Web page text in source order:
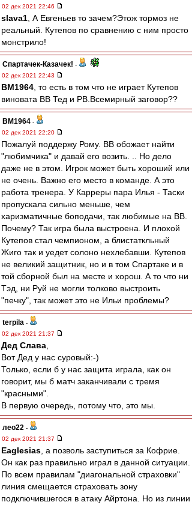
02 дек 2021 22:46
slava1 , А Евгеньев то зачем?Этож тормоз не
реальный. Кутепов по сравнению с ним просто
монстрило!
Спартачек-Казачек! -
02 дек 2021 22:43
BM1964 , то есть в том что не играет Кутепов
виновата ВВ Тед и РВ.Всемирный заговор??
BM1964 -
02 дек 2021 22:20
Пожалуй поддержу Рому. ВВ обожает найти
"любимчика" и давай его возить. .. Но дело
даже не в этом. Игрок может быть хороший или
не очень. Важно его место в команде. А это
работа тренера. У Карреры пара Илья - Таски
пропускала сильно меньше, чем
харизматичные боподачи, так любимые на ВВ.
Почему? Так игра была выстроена. И плохой
Кутепов стал чемпионом, а блистаткльный
Жиго так и уедет солоно нехлебавши. Кутепов
не великий защитник, но и в том Спартаке и в
той сборной был на месте и хорош. А то что ни
Тэд, ни Руй не могли толково выстроить
"печку", так может это не Ильи проблемы?
terpila -
02 дек 2021 21:37
Дед Слава
Вот Дед у нас суровый:-)
Только, если б у нас защита играла, как он
говорит, мы б матч заканчивали с тремя
"красными".
В первую очередь, потому что, это мы.
лео22 -
02 дек 2021 21:37
Eaglesias , а позволь заступиться за Кофрие.
Он как раз правильно играл в данной ситуации.
По всем правилам "диагональной страховки"
линия смещается страховать зону
подключившегося в атаку Айртона. Но из линии